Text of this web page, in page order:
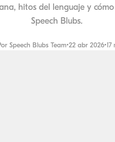
hitos del lenguaje y
Speech Blubs.
Speech Blubs Team•22 abr 2026•17